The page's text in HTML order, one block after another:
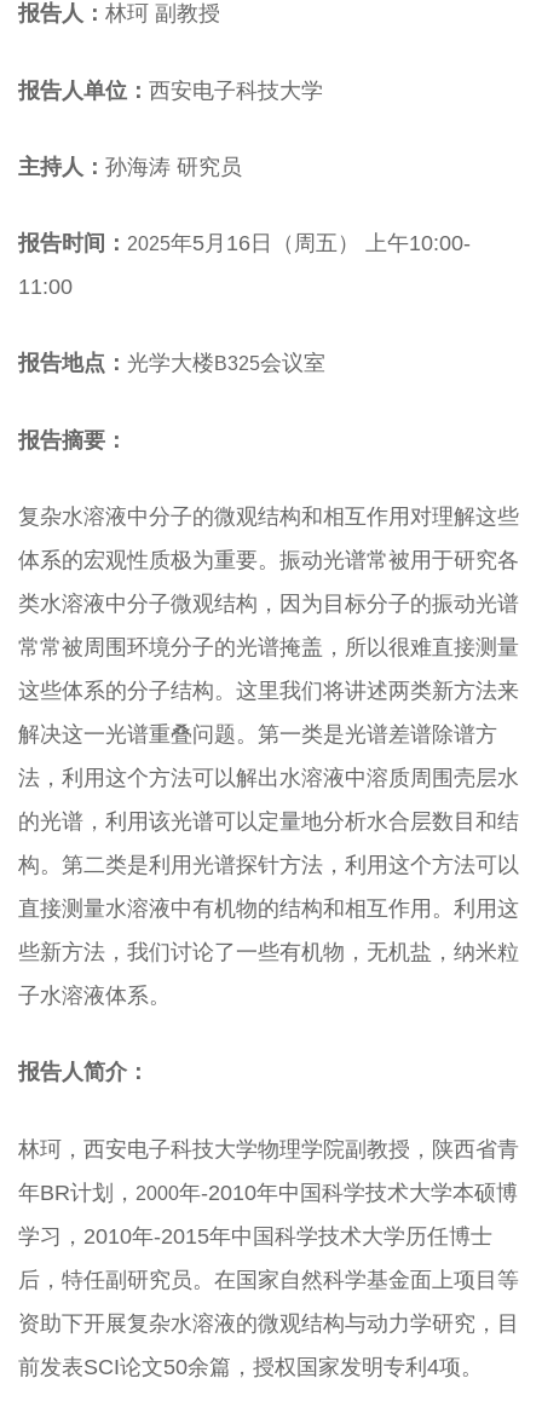
报告人： 林珂 副教授
报告人单位： 西安电子科技大学
主持人： 孙海涛 研究员
报告时间： 2025年5月 16日（周五） 上午10:00-
11:00
报告地点： 光学大楼B325会议室
报告摘要：
复杂水溶液中分子的微观结构和相互作用对理解这些
体系的宏观性质极为重要。振动光谱常被用于研究各
类水溶液中分子微观结构，因为目标分子的振动光谱
常常被周围环境分子的光谱掩盖，所以很难直接测量
这些体系的分子结构。这里我们将讲述两类新方法来
解决这一光谱重叠问题。第一类是光谱差谱除谱方
法，利用这个方法可以解出水溶液中溶质周围壳层水
的光谱，利用该光谱可以定量地分析水合层数目和结
构。第二类是利用光谱探针方法，利用这个方法可以
直接测量水溶液中有机物的结构和相互作用。利用这
些新方法，我们讨论了一些有机物，无机盐，纳米粒
子水溶液体系。
报告人简介：
林珂，西安电子科技大学物理学院副教授，陕西省青
年BR计划， 2000年-2010年中国科学技术大学本硕博
学习， 2010年-2015年中国科学技术大学历任博士
后，特任副研究员。在国家自然科学基金面上项目等
资助下开展复杂水溶液的微观结构与动力学研究，目
前发表SCI论文50余篇，授权国家发明专利 4项。